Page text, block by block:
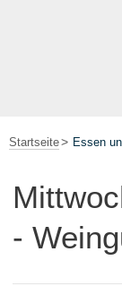
Startseite Essen
-